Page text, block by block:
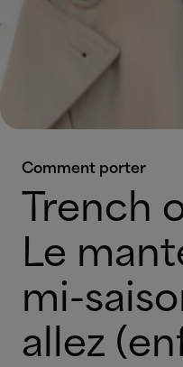
Comment porter
Trench
Le
mi-
allez